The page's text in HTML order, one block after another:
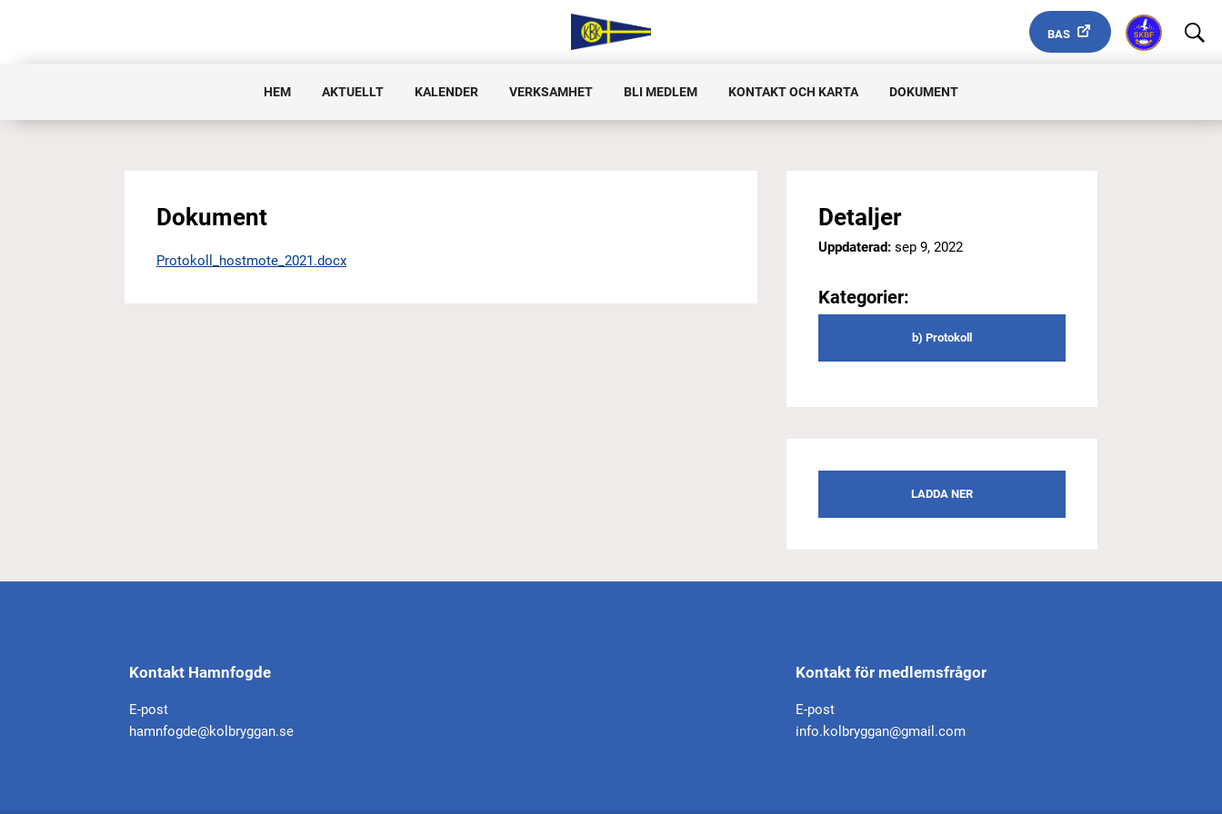
BAS
HEM AKTUELLT KALENDER VERKSAMHET BLI MEDLEM KONTAKT OCH KARTA DOKUMENT
Dokument
Protokoll_hostmote_2021.docx
Detaljer
Uppdaterad: sep 9, 2022
Kategorier:
b) Protokoll
LADDA NER
Kontakt Hamnfogde
E-post
hamnfogde@kolbryggan.se
Kontakt för medlemsfrågor
E-post
info.kolbryggan@gmail.com